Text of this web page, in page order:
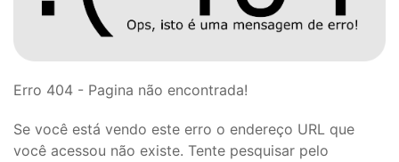
Erro 404 - Pagina não encontrada!
Se você está vendo este erro o endereço URL que
você acessou não existe. Tente pesquisar pelo